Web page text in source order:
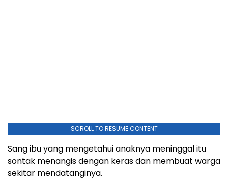
SCROLL TO RESUME CONTENT
Sang ibu yang mengetahui anaknya meninggal itu
sontak menangis dengan keras dan membuat warga
sekitar mendatanginya.